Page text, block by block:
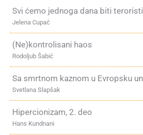
Svi ćemo jednoga dana biti teroristi
Jelena Cupać
(Ne)kontrolisani haos
Rodoljub Šabić
Sa smrtnom kaznom u Evropsku
Svetlana Slapšak
Hipercionizam, 2. deo
Hans Kundnani